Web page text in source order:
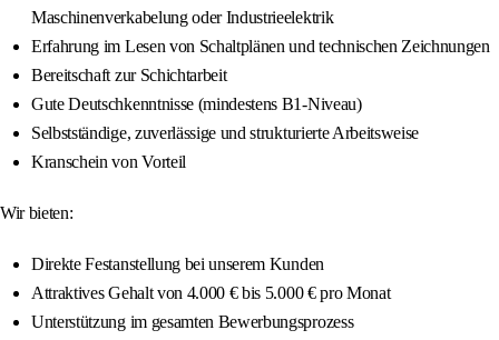
Maschinenverkabelung oder Industrieelektrik
Erfahrung im Lesen von Schaltplänen und technischen Zeichnungen
Bereitschaft zur Schichtarbeit
Gute Deutschkenntnisse (mindestens B1-Niveau)
Selbstständige, zuverlässige und strukturierte Arbeitsweise
Kranschein von Vorteil
Wir bieten:
Direkte Festanstellung bei unserem Kunden
Attraktives Gehalt von 4.000 € bis 5.000 € pro Monat
Unterstützung im gesamten Bewerbungsprozess